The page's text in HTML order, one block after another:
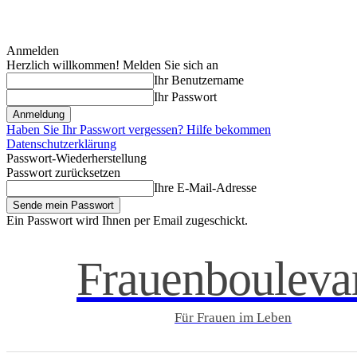
Anmelden
Herzlich willkommen! Melden Sie sich an
Ihr Benutzername
Ihr Passwort
Haben Sie Ihr Passwort vergessen? Hilfe bekommen
Datenschutzerklärung
Passwort-Wiederherstellung
Passwort zurücksetzen
Ihre E-Mail-Adresse
Ein Passwort wird Ihnen per Email zugeschickt.
Für Frauen im Leben